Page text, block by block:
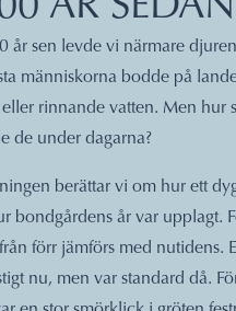
år sen levde vi närmare
människorna bodde på
rinnande vatten. Men hur
de under dagarna?
berättar vi om hur ett
bondgårdens år var upplagt.
förr jämförs med nutidens.
nu, men var standard då.